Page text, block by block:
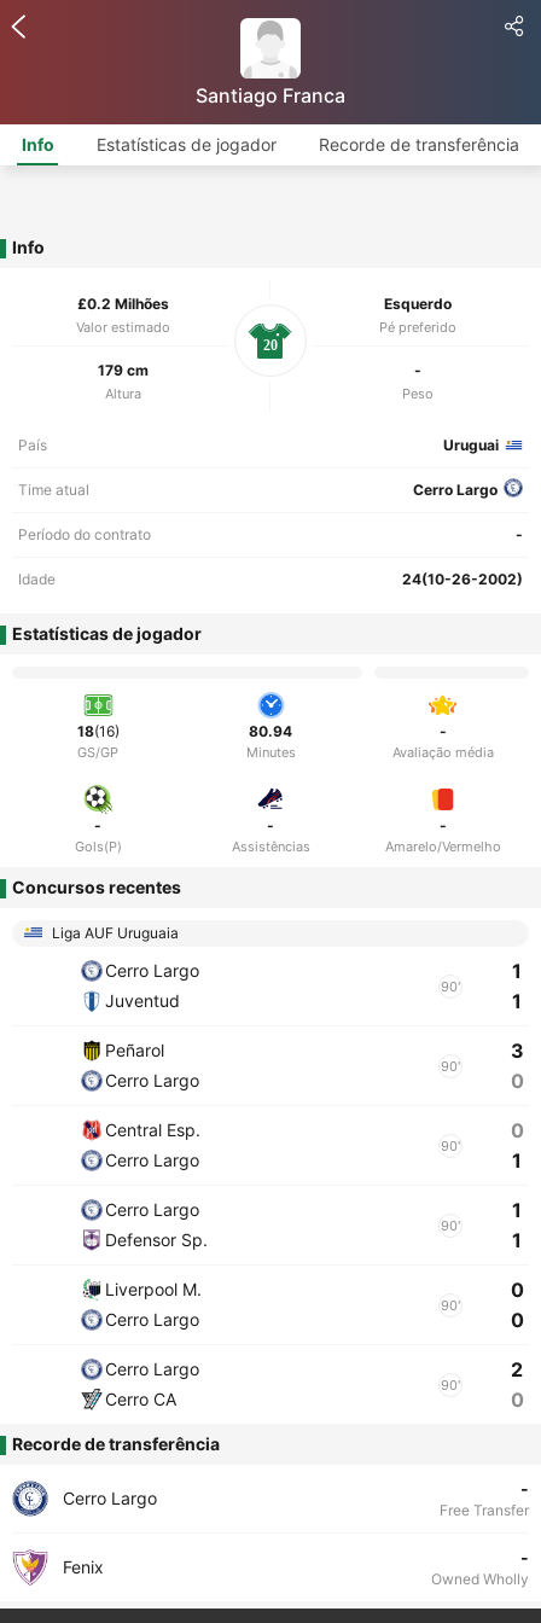
Santiago Franca
Info Estatísticas de jogador Recorde de transferência
Info
£0.2 Milhões
Valor estimado
Esquerdo
Pé preferido
179 cm
Altura
-
Peso
20
País Uruguai
Time atual Cerro Largo
Período do contrato -
Idade 24(10-26-2002)
Estatísticas de jogador
18(16)
GS/GP
80.94
Minutes
-
Avaliação média
-
Gols(P)
-
Assistências
-
Amarelo/Vermelho
Concursos recentes
Liga AUF Uruguaia
Cerro Largo
Juventud
90'
1
1
Peñarol
Cerro Largo
90'
3
0
Central Esp.
Cerro Largo
90'
0
1
Cerro Largo
Defensor Sp.
90'
1
1
Liverpool M.
Cerro Largo
90'
0
0
Cerro Largo
Cerro CA
90'
2
0
Recorde de transferência
Cerro Largo -
Free Transfer
Fenix -
Owned Wholly